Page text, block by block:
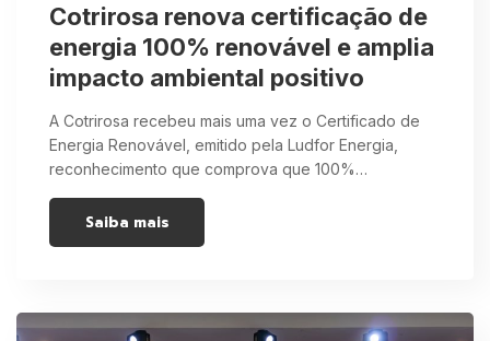
Cotrirosa renova certificação de
energia 100% renovável e amplia
impacto ambiental positivo
A Cotrirosa recebeu mais uma vez o Certificado de
Energia Renovável, emitido pela Ludfor Energia,
reconhecimento que comprova que 100%…
Saiba mais